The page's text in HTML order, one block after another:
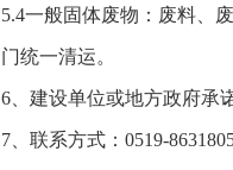
5.4一般固体废物：废料、
门统一清运。
6、建设单位或地方政府承
7、联系方式：0519-